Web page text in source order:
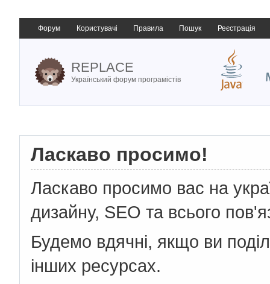
Форум Користувачі Правила Пошук Реєстрація
REPLACE
Український форум програмістів
Ласкаво просимо!
Ласкаво просимо вас на
дизайну, SEO та всього
Будемо вдячні, якщо ви
інших ресурсах.